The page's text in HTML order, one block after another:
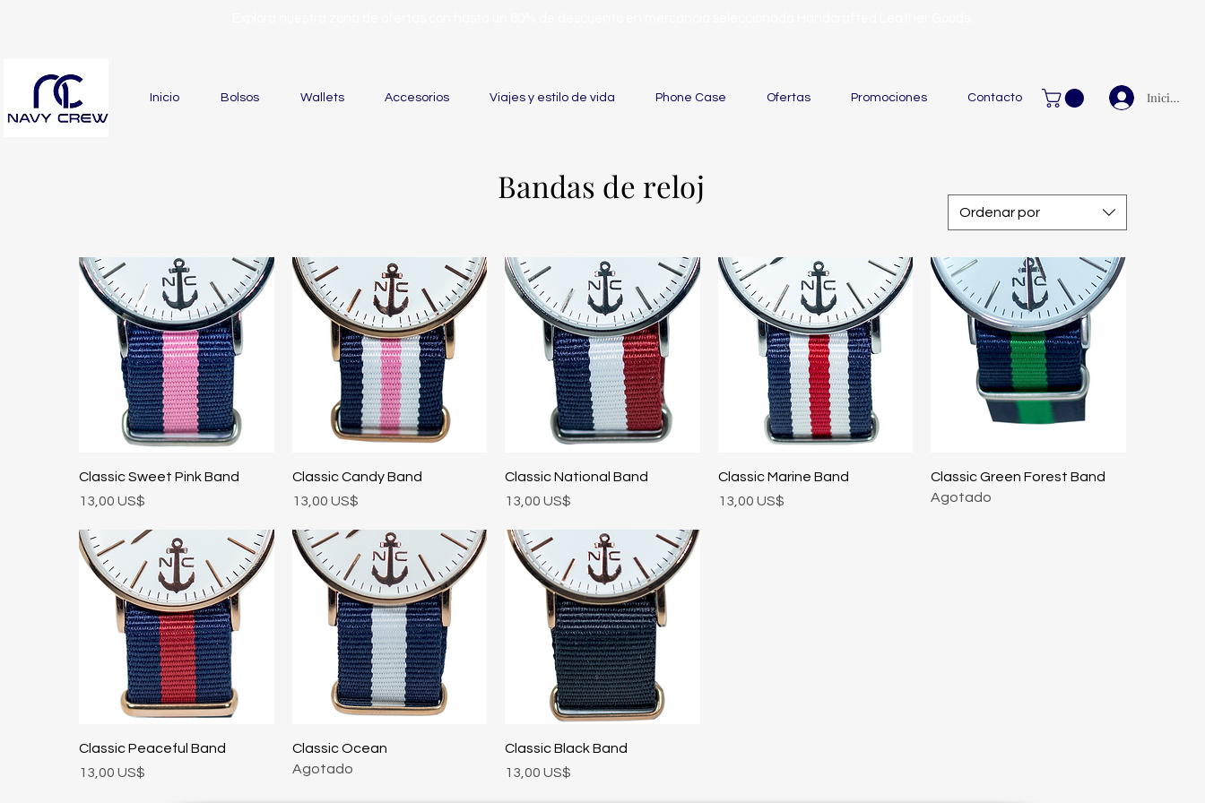
Inicio Bolsos Wallets Accesorios Viajes y estilo de vida Phone Case Ofertas Promociones Contacto Iniciar
Ordenar por
Vista rápida
Classic Sweet Pink Band
Precio
13,00 US$
Vista rápida
Classic Candy Band
Precio
13,00 US$
Vista rápida
Classic National Band
Precio
13,00 US$
Vista rápida
Classic Marine Band
Precio
13,00 US$
Vista rápida
Classic Green Forest Band
Agotado
Vista rápida
Classic Peaceful Band
Precio
13,00 US$
Vista rápida
Classic Ocean
Agotado
Vista rápida
Classic Black Band
Precio
13,00 US$
Bandas de reloj